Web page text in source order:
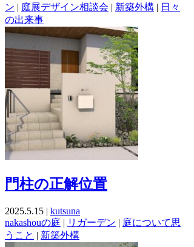
ン | 庭展デザイン相談会 | 新築外構 | 日々
の出来事
門柱の正解位置
2025.5.15 | kutsuna
nakashouの庭 | リガーデン | 庭について思
うこと | 新築外構